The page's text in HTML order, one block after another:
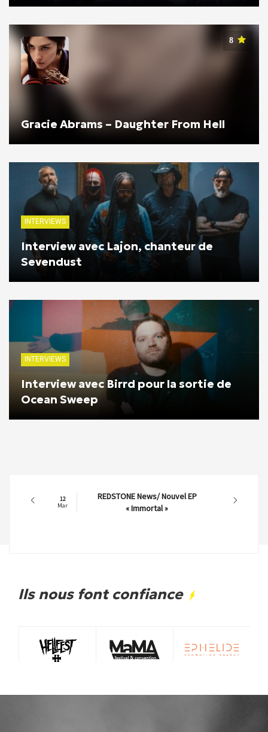
8
Gracie Abrams – Daughter From Hell
INTERVIEWS
Interview avec Lajon, chanteur de
Sevendust
INTERVIEWS
Interview avec Birrd pour la sortie de
Ocean Sweep
12
Mar
REDSTONE News/ Nouvel EP
« Immortal »
Ils nous font confiance